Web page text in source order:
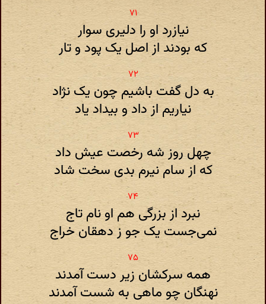
نیازرد او را دلیری سوار
که بودند از اصل یک پود و تار
به دل گفت باشیم چون یک نژاد
نیاریم از داد و بیداد یاد
چهل روز شه رخصت عیش داد
که از سام نیرم بدی سخت شاد
نبرد از بزرگی هم او نام تاج
نمی‌جست یک جو ز دهقان خراج
همه سرکشان زیر دست آمدند
نهنگان چو ماهی به شست آمدند